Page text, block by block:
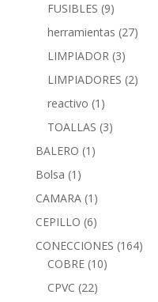
FUSIBLES (9)
herramientas (27)
LIMPIADOR (3)
LIMPIADORES (2)
reactivo (1)
TOALLAS (3)
BALERO (1)
Bolsa (1)
CAMARA (1)
CEPILLO (6)
CONECCIONES (164)
COBRE (10)
CPVC (22)